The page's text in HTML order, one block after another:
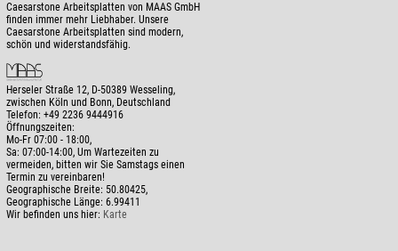
Caesarstone Arbeitsplatten von MAAS GmbH
finden immer mehr Liebhaber. Unsere
Caesarstone Arbeitsplatten sind modern,
schön und widerstandsfähig.
Herseler Straße 12, D-50389 Wesseling,
zwischen Köln und Bonn, Deutschland
Telefon: +49 2236 9444916
Öffnungszeiten:
Mo-Fr 07:00 - 18:00,
Sa: 07:00-14:00, Um Wartezeiten zu
vermeiden, bitten wir Sie Samstags einen
Termin zu vereinbaren!
Geographische Breite: 50.80425,
Geographische Länge: 6.99411
Wir befinden uns hier: Karte